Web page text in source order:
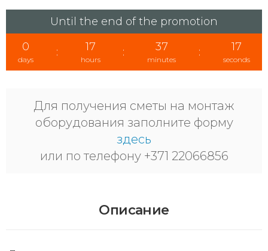
Until the end of the promotion
0
days
: 17
hours
: 37
minutes
: 17
seconds
Для получения сметы на монтаж
оборудования заполните форму
здесь
или по телефону +371 22066856
Описание